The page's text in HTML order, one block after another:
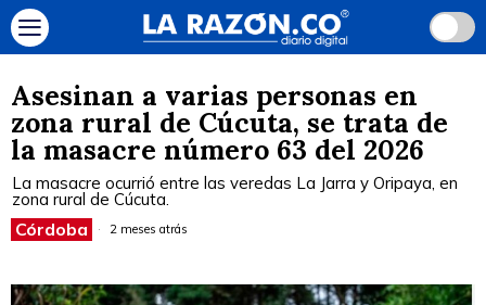
Asesinan a varias personas en
zona rural de Cúcuta, se trata de
la masacre número 63 del 2026
La masacre ocurrió entre las veredas La Jarra y Oripaya, en
zona rural de Cúcuta.
Córdoba 2 meses atrás